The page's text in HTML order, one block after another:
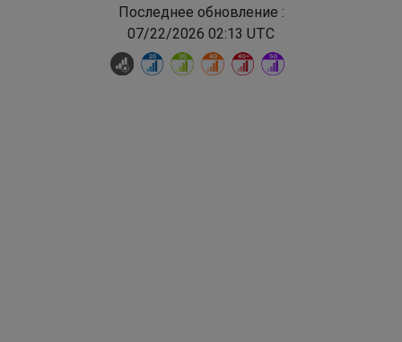
Последнее обновление :
07/22/2026 02:13 UTC